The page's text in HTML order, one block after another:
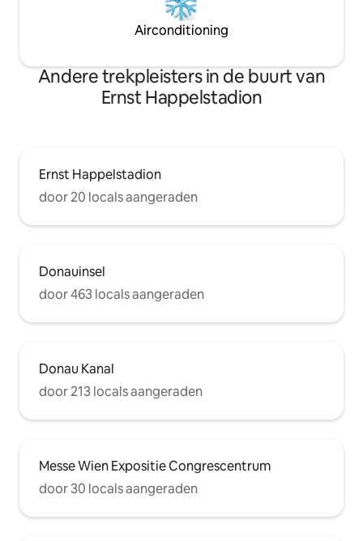
Airconditioning
Andere trekpleisters in de buurt van
Ernst Happelstadion
Ernst Happelstadion
door 20 locals aangeraden
Donauinsel
door 463 locals aangeraden
Donau Kanal
door 213 locals aangeraden
Messe Wien Expositie Congrescentrum
door 30 locals aangeraden